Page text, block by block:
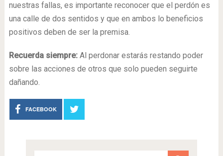
nuestras fallas, es importante reconocer que el perdón es
una calle de dos sentidos y que en ambos lo beneficios
positivos deben de ser la premisa.
Recuerda siempre:Al perdonar estarás restando poder
sobre las acciones de otros que solo pueden seguirte
dañando.
FACEBOOK